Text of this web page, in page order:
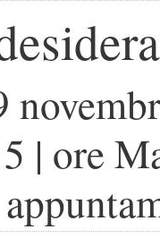
| ore